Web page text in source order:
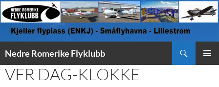
Nedre Romerike Flyklubb
TIL
INNHOLD
VFR DAG-KLOKKE